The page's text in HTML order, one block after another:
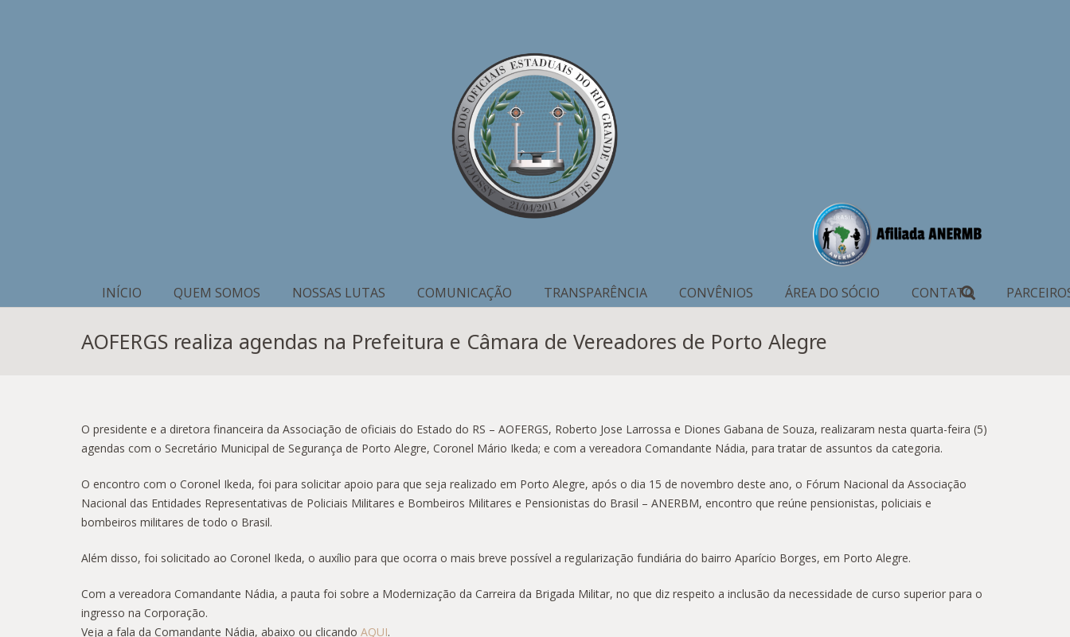
INÍCIO QUEM SOMOS NOSSAS LUTAS COMUNICAÇÃO TRANSPARÊNCIA CONVÊNIOS ÁREA DO SÓCIO CONTATO
AOFERGS realiza agendas na Prefeitura e Câmara de Vereadores de Porto Alegre
O presidente e a diretora financeira da Associação de oficiais do Estado do RS – AOFERGS, Roberto Jose Larrossa e Diones Gabana de Souza, realizaram nesta quarta-feira (5)
agendas com o Secretário Municipal de Segurança de Porto Alegre, Coronel Mário Ikeda; e com a vereadora Comandante Nádia, para tratar de assuntos da categoria.
O encontro com o Coronel Ikeda, foi para solicitar apoio para que seja realizado em Porto Alegre, após o dia 15 de novembro deste ano, o Fórum Nacional da Associação
Nacional das Entidades Representativas de Policiais Militares e Bombeiros Militares e Pensionistas do Brasil – ANERBM, encontro que reúne pensionistas, policiais e
bombeiros militares de todo o Brasil.
Além disso, foi solicitado ao Coronel Ikeda, o auxílio para que ocorra o mais breve possível a regularização fundiária do bairro Aparício Borges, em Porto Alegre.
Com a vereadora Comandante Nádia, a pauta foi sobre a Modernização da Carreira da Brigada Militar, no que diz respeito a inclusão da necessidade de curso superior para o
ingresso na Corporação.
Veja a fala da Comandante Nádia, abaixo ou clicando AQUI.